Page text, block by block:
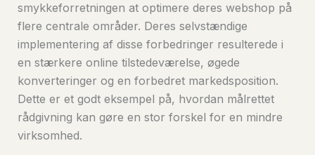
smykkeforretningen at optimere deres webshop på
flere centrale områder. Deres selvstændige
implementering af disse forbedringer resulterede i
en stærkere online tilstedeværelse, øgede
konverteringer og en forbedret markedsposition.
Dette er et godt eksempel på, hvordan målrettet
rådgivning kan gøre en stor forskel for en mindre
virksomhed.